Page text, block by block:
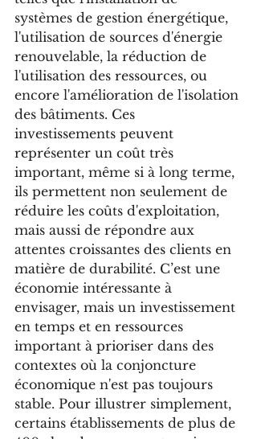
systèmes de gestion énergétique,
l'utilisation de sources d'énergie
renouvelable, la réduction de
l'utilisation des ressources, ou
encore l'amélioration de l'isolation
des bâtiments. Ces
investissements peuvent
représenter un coût très
important, même si à long terme,
ils permettent non seulement de
réduire les coûts d'exploitation,
mais aussi de répondre aux
attentes croissantes des clients en
matière de durabilité. C’est une
économie intéressante à
envisager, mais un investissement
en temps et en ressources
important à prioriser dans des
contextes où la conjoncture
économique n'est pas toujours
stable. Pour illustrer simplement,
certains établissements de plus de